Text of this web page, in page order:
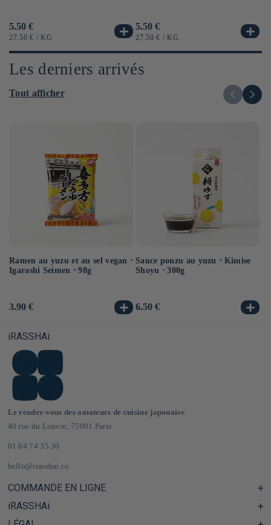
Prix
habituel
5.50 €
PRIX
27.50 € / PAR
KG
Prix
habituel
5.50 €
PRIX
27.50 € / PAR
KG
Les derniers arrivés
Tout afficher
Ramen au yuzu et au sel vegan ⋅
Igarashi Seimen ⋅ 98g
Prix
3.90 €
Sauce ponzu au yuzu ⋅ Kimise
Shoyu ⋅ 300g
Prix
6.50 €
iRASSHAi
Le rendez-vous des amateurs de cuisine japonaise
40 rue du Louvre, 75001 Paris
01 84 74 35 30
hello@irasshai.co
COMMANDE EN LIGNE
Centre d'aide & FAQ
Livraison et frais de port en France & Europe
iRASSHAi